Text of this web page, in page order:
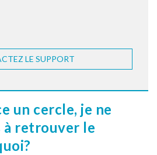
LE SUPPORT
un cercle, je ne
à retrouver le